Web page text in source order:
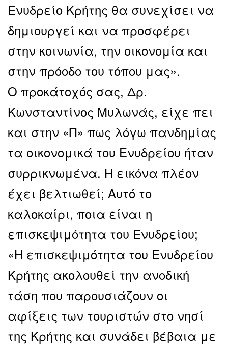
Ενυδρείο Κρήτης θα συνεχίσει να
δημιουργεί και να προσφέρει
στην κοινωνία, την οικονομία και
στην πρόοδο του τόπου μας».
Ο προκάτοχός σας, Δρ.
Κωνσταντίνος Μυλωνάς, είχε πει
και στην «Π» πως λόγω πανδημίας
τα οικονομικά του Ενυδρείου ήταν
συρρικνωμένα. Η εικόνα πλέον
έχει βελτιωθεί; Αυτό το
καλοκαίρι, ποια είναι η
επισκεψιμότητα του Ενυδρείου;
«Η επισκεψιμότητα του Ενυδρείου
Κρήτης ακολουθεί την ανοδική
τάση που παρουσιάζουν οι
αφίξεις των τουριστών στο νησί
της Κρήτης και συνάδει βέβαια με